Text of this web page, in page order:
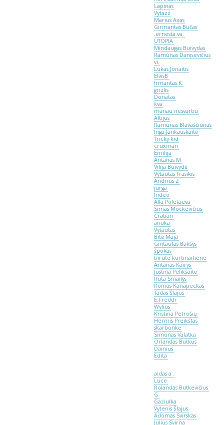
Lapinas
Vytazz
Marius Axas
Girmantas Bučas
.ernesta.va.
UTOPIA
Mindaugas Buivydas
Ramūnas Danisevičius
vi.
Lukas Jonaitis
ElvisB
Irmantas K.
grizlis
Donatas
kva
manau nesvarbu
Altijus
Ramūnas Blavaščiūnas
Inga Jankauskaitė
Tricky kid
cruxman
Emilija
Antanas M
Vilija Buivydė
Vytautas Trasikis
Andrius Z
jurga
hideo
Alla Poletaeva
Simas Mockevičius
Craban
anuka
Vytautas
Bitė Maja
Gintautas Bakšys
špokas
birute kurtinaitiene
Antanas Kairys
Justina Pelikšaitė
Rūta Smailys
Romas Kanapeckas
Tadas Šlajus
E.Freddi
Wylius
Kristina Petrošių
Hermis Preikštas
skarbonke
Simonas Valatka
Orlandas Butkus
Dainius
Edita
aidas a .
Luce
Rolandas Butkevičius
G.
Gaziulka
Vytenis Šlajus
Adomas Svirskas
Julius Svirna